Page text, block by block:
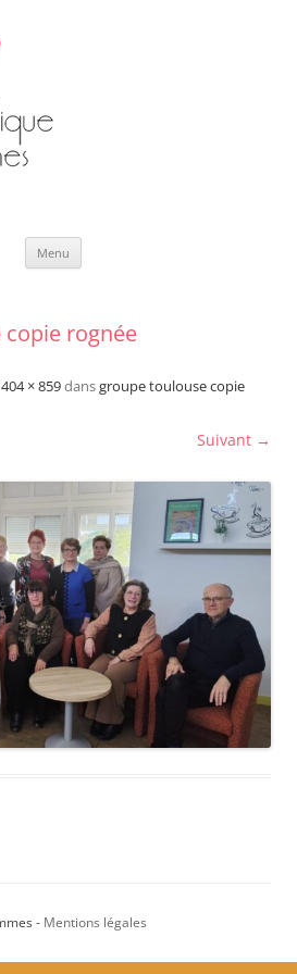
Menu
rognée
× 859dansgroupe toulouse copie
Suivant →
- Mentions légales